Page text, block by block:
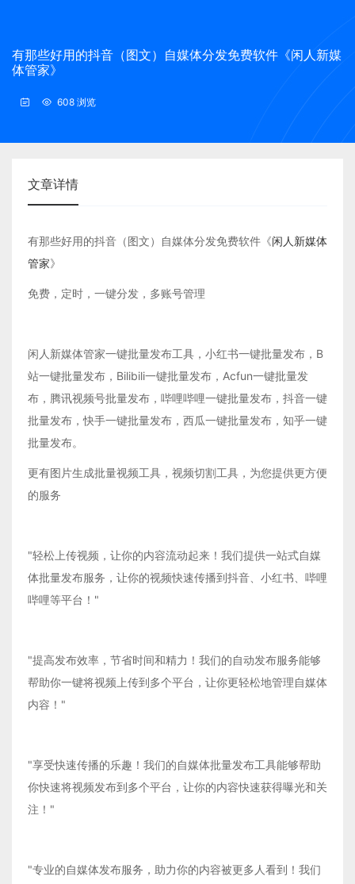
有那些好用的抖音（图文）自媒体分发免费软件《闲人新媒
体管家》
608 浏览
文章详情
有那些好用的抖音（图文）自媒体分发免费软件《闲人新媒体
管家》
免费，定时，一键分发，多账号管理
闲人新媒体管家一键批量发布工具，小红书一键批量发布，B
站一键批量发布，Bilibili一键批量发布，Acfun一键批量发
布，腾讯视频号批量发布，哔哩哔哩一键批量发布，抖音一键
批量发布，快手一键批量发布，西瓜一键批量发布，知乎一键
批量发布。
更有图片生成批量视频工具，视频切割工具，为您提供更方便
的服务
"轻松上传视频，让你的内容流动起来！我们提供一站式自媒
体批量发布服务，让你的视频快速传播到抖音、小红书、哔哩
哔哩等平台！"
"提高发布效率，节省时间和精力！我们的自动发布服务能够
帮助你一键将视频上传到多个平台，让你更轻松地管理自媒体
内容！"
"享受快速传播的乐趣！我们的自媒体批量发布工具能够帮助
你快速将视频发布到多个平台，让你的内容快速获得曝光和关
注！"
"专业的自媒体发布服务，助力你的内容被更多人看到！我们